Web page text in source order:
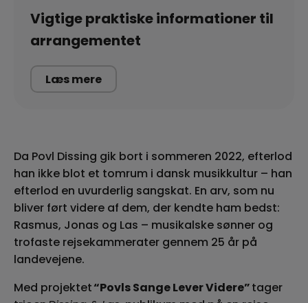
Da Povl Dissing gik bort i sommeren 2022, efterlod
han ikke blot et tomrum i dansk musikkultur – han
efterlod en uvurderlig sangskat. En arv, som nu
bliver ført videre af dem, der kendte ham bedst:
Rasmus, Jonas og Las – musikalske sønner og
trofaste rejsekammerater gennem 25 år på
landevejene.
Med projektet“Povls Sange Lever Videre”tager
Vigtige praktiske informationer til
arrangementet
Læs mere